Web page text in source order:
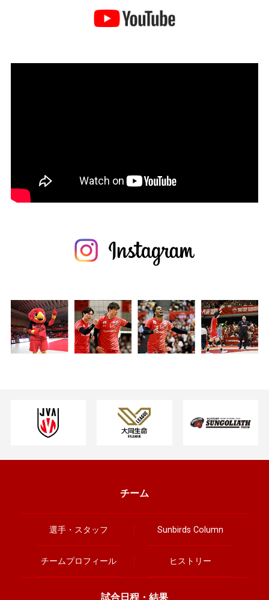
チーム
選手・スタッフ Sunbirds Column
チームプロフィール ヒストリー
試合日程・結果